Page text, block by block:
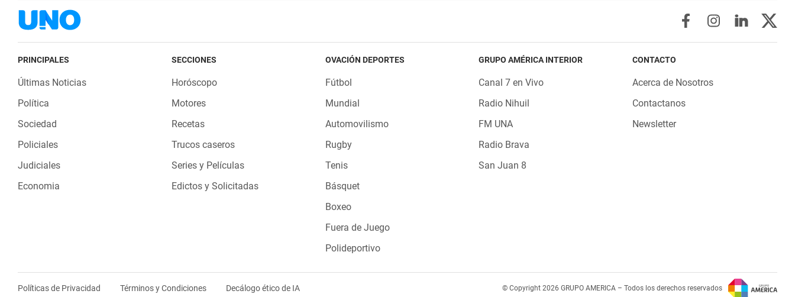
PRINCIPALES
Últimas Noticias
Política
Sociedad
Policiales
Judiciales
Economia
SECCIONES
Horóscopo
Motores
Recetas
Trucos caseros
Series y Películas
Edictos y Solicitadas
OVACIÓN DEPORTES
Fútbol
Mundial
Automovilismo
Rugby
Tenis
Básquet
Boxeo
Fuera de Juego
Polideportivo
GRUPO AMÉRICA INTERIOR
Canal 7 en Vivo
Radio Nihuil
FM UNA
Radio Brava
San Juan 8
CONTACTO
Acerca de Nosotros
Contactanos
Newsletter
Políticas de Privacidad Términos y Condiciones Decálogo ético de IA © Copyright 2026 GRUPO AMERICA – Todos los derechos reservados